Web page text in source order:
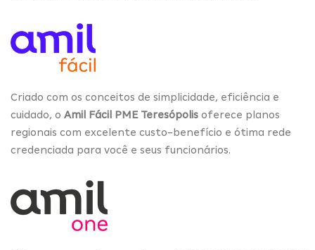
Criado com os conceitos de simplicidade, eficiência e
cuidado, o Amil Fácil PME Teresópolis oferece planos
regionais com excelente custo-benefício e ótima rede
credenciada para você e seus funcionários.